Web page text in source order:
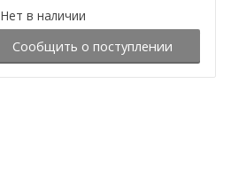
Нет в наличии
Сообщить о поступлении